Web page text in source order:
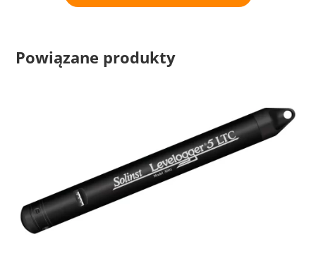
Powiązane produkty